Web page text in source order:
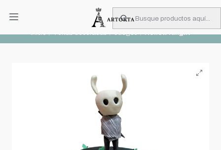
PIDA CON MUCHA ANTICIPACIÓN
Inicio Tortas decoradas Juegos Hollow Kinght